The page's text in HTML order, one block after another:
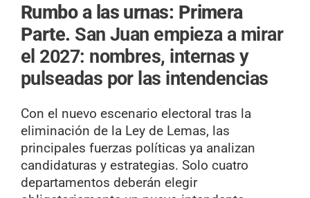
Rumbo a las urnas: Primera
Parte. San Juan empieza a mirar
el 2027: nombres, internas y
pulseadas por las intendencias
Con el nuevo escenario electoral tras la
eliminación de la Ley de Lemas, las
principales fuerzas políticas ya analizan
candidaturas y estrategias. Solo cuatro
departamentos deberán elegir